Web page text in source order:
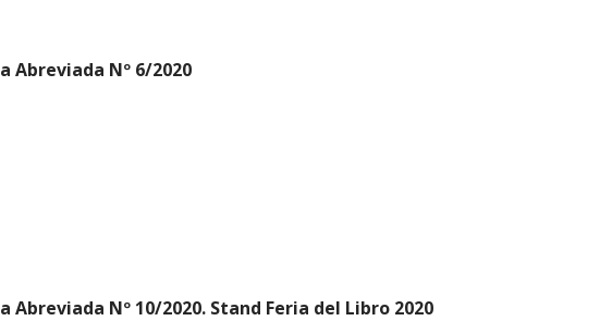
Abreviada Nº 6/2020
Nº 10/2020. Stand Feria del Libro 2020